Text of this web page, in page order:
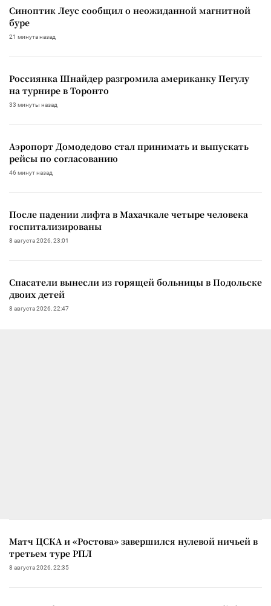
Синоптик Леус сообщил о неожиданной магнитной
буре
21 минута назад
Россиянка Шнайдер разгромила американку Пегулу
на турнире в Торонто
33 минуты назад
Аэропорт Домодедово стал принимать и выпускать
рейсы по согласованию
46 минут назад
После падении лифта в Махачкале четыре человека
госпитализированы
8 августа 2026, 23:01
Спасатели вынесли из горящей больницы в Подольске
двоих детей
8 августа 2026, 22:47
Матч ЦСКА и «Ростова» завершился нулевой ничьей в
третьем туре РПЛ
8 августа 2026, 22:35